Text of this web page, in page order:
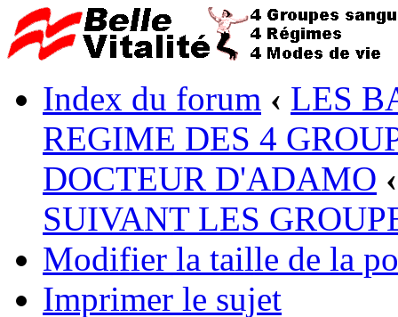
Index du forum ‹ LES
REGIME DES 4
DOCTEUR D'ADAMO ‹
SUIVANT LES
Modifier la taille de la
Imprimer le sujet